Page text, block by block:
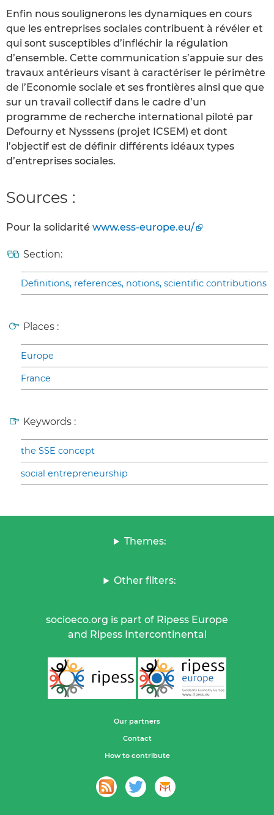
Enfin nous soulignerons les dynamiques en cours
que les entreprises sociales contribuent à révéler et
qui sont susceptibles d’infléchir la régulation
d’ensemble. Cette communication s’appuie sur des
travaux antérieurs visant à caractériser le périmètre
de l’Economie sociale et ses frontières ainsi que que
sur un travail collectif dans le cadre d’un
programme de recherche international piloté par
Defourny et Nysssens (projet ICSEM) et dont
l’objectif est de définir différents idéaux types
d’entreprises sociales.
Sources :
Pour la solidarité www.ess-europe.eu/
Section:
Definitions, references, notions, scientific contributions
Places :
Europe
France
Keywords :
the SSE concept
social entrepreneurship
Themes:
Other filters:
socioeco.org is part of Ripess Europe
and Ripess Intercontinental
Our partners
Contact
How to contribute